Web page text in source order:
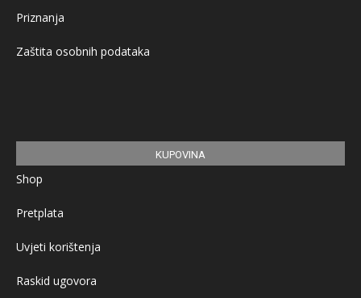
Priznanja
Zaštita osobnih podataka
KUPOVINA
Shop
Pretplata
Uvjeti korištenja
Raskid ugovora